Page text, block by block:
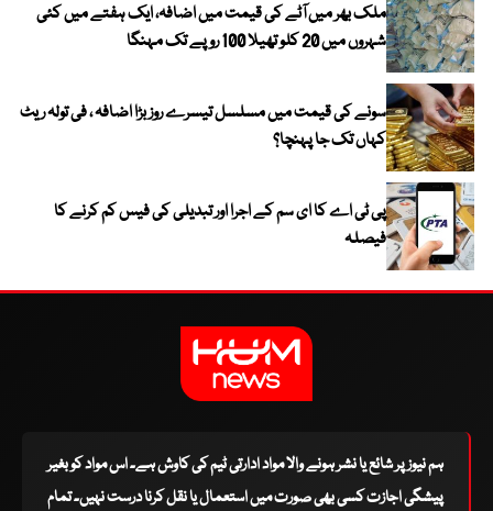
ملک بھر میں آٹے کی قیمت میں اضافہ، ایک ہفتے میں کئی
شہروں میں 20 کلو تھیلا 100 روپے تک مہنگا
سونے کی قیمت میں مسلسل تیسرے روز بڑا اضافہ ، فی تولہ ریٹ
کہاں تک جا پہنچا؟
پی ٹی اے کا ای سم کے اجرا اور تبدیلی کی فیس کم کرنے کا
فیصلہ
ہم نیوز پر شائع یا نشر ہونے والا مواد ادارتی ٹیم کی کاوش ہے۔ اس مواد کو بغیر
پیشگی اجازت کسی بھی صورت میں استعمال یا نقل کرنا درست نہیں۔ تمام